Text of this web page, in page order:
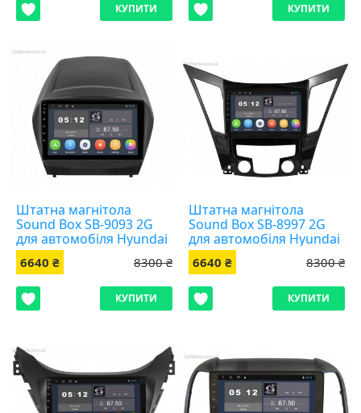
КУПИТИ КУПИТИ
Штатна магнітола
Sound Box SB-9093 2G
для автомобіля Hyundai
IX35
6640 ₴ 8300 ₴
КУПИТИ
Штатна магнітола
Sound Box SB-8997 2G
для автомобіля Hyundai
Sonata 2010-2015
6640 ₴ 8300 ₴
КУПИТИ